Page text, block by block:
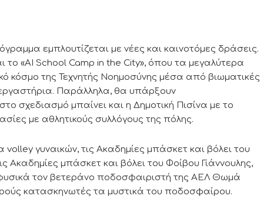
εμπλουτίζεται με νέες και καινοτόμες δράσεις.
«ΑΙ School Camp in the City», όπου τα μεγαλύτερα
κόσμο της Τεχνητής Νοημοσύνης μέσα από βιωματικές
Παράλληλα, θα υπάρξουν
σχεδιασμό μπαίνει και η Δημοτική Πισίνα με το
με αθλητικούς συλλόγους της πόλης.
γυναικών, τις Ακαδημίες μπάσκετ και βόλει του
Ακαδημίες μπάσκετ και βόλει του Φοίβου Γιάννουλης,
τον βετεράνο ποδοσφαιριστή της ΑΕΛ Θωμά
κατασκηνωτές τα μυστικά του ποδοσφαίρου.